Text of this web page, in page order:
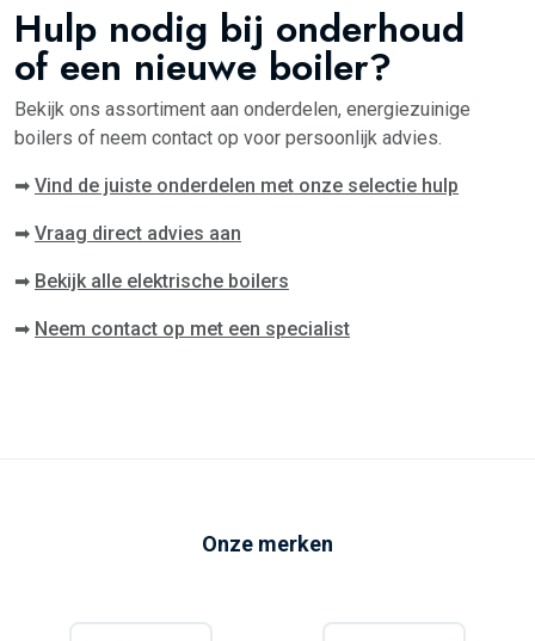
Hulp nodig bij onderhoud
of een nieuwe boiler?
Bekijk ons assortiment aan onderdelen, energiezuinige
boilers of neem contact op voor persoonlijk advies.
➡ Vind de juiste onderdelen met onze selectie hulp
➡ Vraag direct advies aan
➡ Bekijk alle elektrische boilers
➡ Neem contact op met een specialist
Onze merken